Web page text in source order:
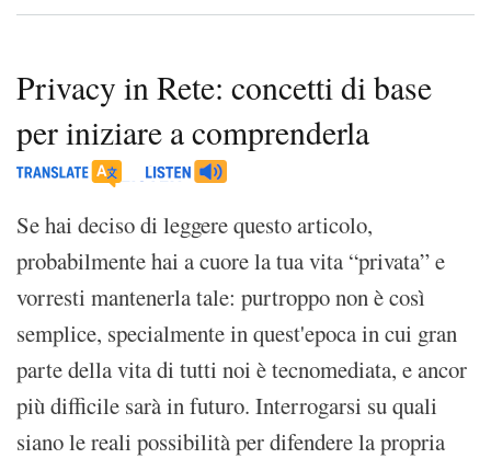
Privacy in Rete: concetti di base
per iniziare a comprenderla
Se hai deciso di leggere questo articolo,
probabilmente hai a cuore la tua vita “privata” e
vorresti mantenerla tale: purtroppo non è così
semplice, specialmente in quest'epoca in cui gran
parte della vita di tutti noi è tecnomediata, e ancor
più difficile sarà in futuro. Interrogarsi su quali
siano le reali possibilità per difendere la propria